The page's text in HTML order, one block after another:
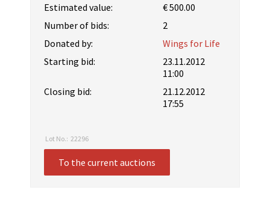
Estimated value:
€ 500.00
Number of bids:
2
Donated by:
Wings for Life
Starting bid:
23.11.2012
11:00
Closing bid:
21.12.2012
17:55
Lot No.: 22296
To the current auctions